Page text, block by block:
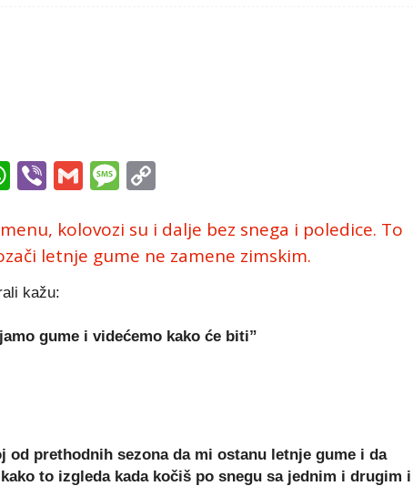
WhatsApp
ViberGmailMessage
kolovozi su i dalje bez snega i poledice. To
letnje gume ne zamene zimskim.
kažu:
gume i videćemo kako će biti”
od prethodnih sezona da mi ostanu letnje gume i da
to izgleda kada kočiš po snegu sa jednim i drugim i